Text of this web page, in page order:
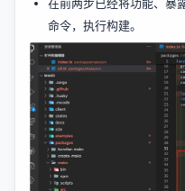
在前两步已经将功能、暴
命令，执行构建。